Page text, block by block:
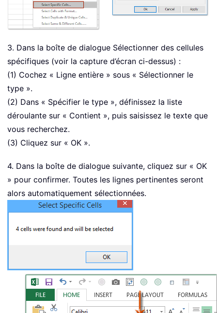
3. Dans la boîte de dialogue Sélectionner des cellules
spécifiques (voir la capture d’écran ci-dessus) :
(1) Cochez « Ligne entière » sous « Sélectionner le
type ».
(2) Dans « Spécifier le type », définissez la liste
déroulante sur « Contient », puis saisissez le texte que
vous recherchez.
(3) Cliquez sur « OK ».
4. Dans la boîte de dialogue suivante, cliquez sur « OK
» pour confirmer. Toutes les lignes pertinentes seront
alors automatiquement sélectionnées.